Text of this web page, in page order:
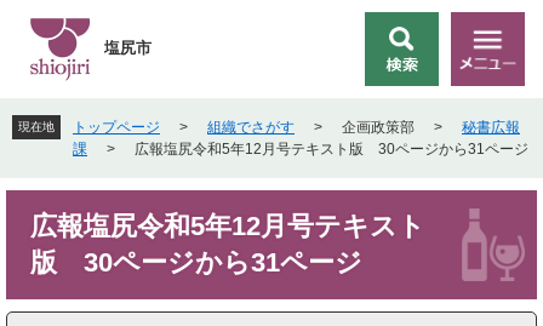
先
頭
す
を
飛
し
索
メ
ニ
ー
塩尻市
現在地 トップページ > 組織でさがす > 企画政策部 >
秘書広報
課
> 広報塩尻令和5年12月号テキスト版 30ページから31ページ
広報塩尻令和5年12月号テキスト
版 30ページから31ページ